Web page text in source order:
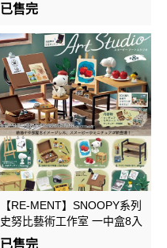
已售完
【RE-MENT】SNOOPY系列
史努比藝術工作室 一中盒8入
已售完